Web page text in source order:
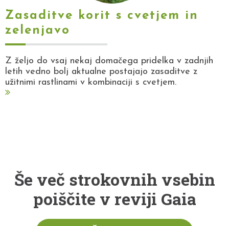
Zasaditve korit s cvetjem in
zelenjavo
Z željo do vsaj nekaj domačega pridelka v zadnjih
letih vedno bolj aktualne postajajo zasaditve z
užitnimi rastlinami v kombinaciji s cvetjem.
Še več strokovnih vsebin
poiščite v reviji Gaia